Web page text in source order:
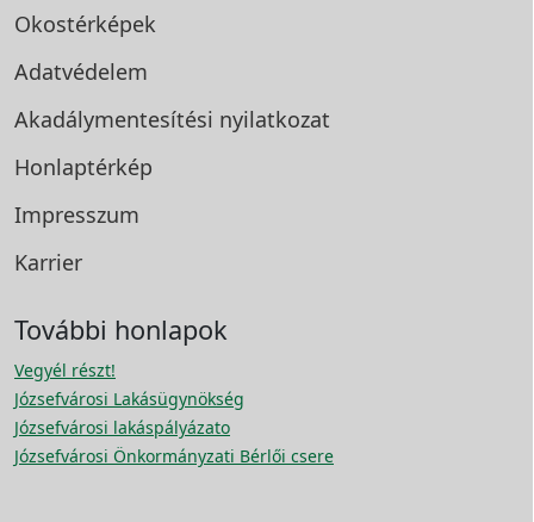
Okostérképek
Adatvédelem
Akadálymentesítési nyilatkozat
Honlaptérkép
Impresszum
Karrier
További honlapok
Vegyél részt!
Józsefvárosi Lakásügynökség
Józsefvárosi lakáspályázato
Józsefvárosi Önkormányzati Bérlői csere